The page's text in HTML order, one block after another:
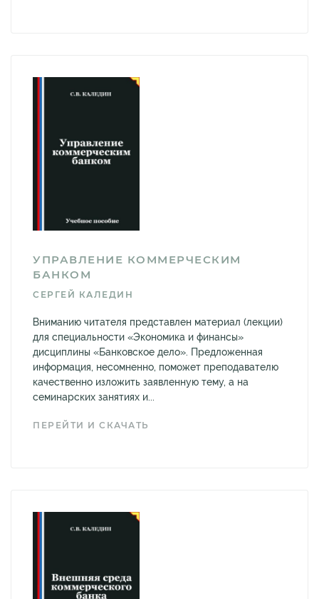
УПРАВЛЕНИЕ КОММЕРЧЕСКИМ
БАНКОМ
СЕРГЕЙ КАЛЕДИН
Вниманию читателя представлен материал (лекции)
для специальности «Экономика и финансы»
дисциплины «Банковское дело». Предложенная
информация, несомненно, поможет преподавателю
качественно изложить заявленную тему, а на
семинарских занятиях и...
ПЕРЕЙТИ И СКАЧАТЬ